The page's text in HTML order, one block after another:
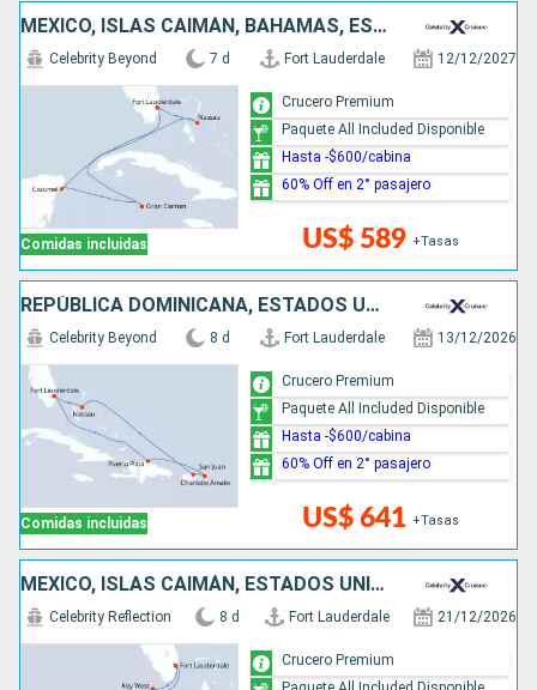
MÉXICO, ISLAS CAIMÁN, BAHAMAS, ESTADOS UNIDOS
Comidas incluidas
Celebrity Beyond 7 d Fort Lauderdale 12/12/2027
US$ 589 +Tasas
Crucero Premium
Paquete All Included Disponible
Hasta -$600/cabina
60% Off en 2° pasajero
REPÚBLICA DOMINICANA, ESTADOS UNIDOS, PUERTO RICO, BAHAMAS
Comidas incluidas
Celebrity Beyond 8 d Fort Lauderdale 13/12/2026
US$ 641 +Tasas
Crucero Premium
Paquete All Included Disponible
Hasta -$600/cabina
60% Off en 2° pasajero
MÉXICO, ISLAS CAIMÁN, ESTADOS UNIDOS
Celebrity Reflection 8 d Fort Lauderdale 21/12/2026
Crucero Premium